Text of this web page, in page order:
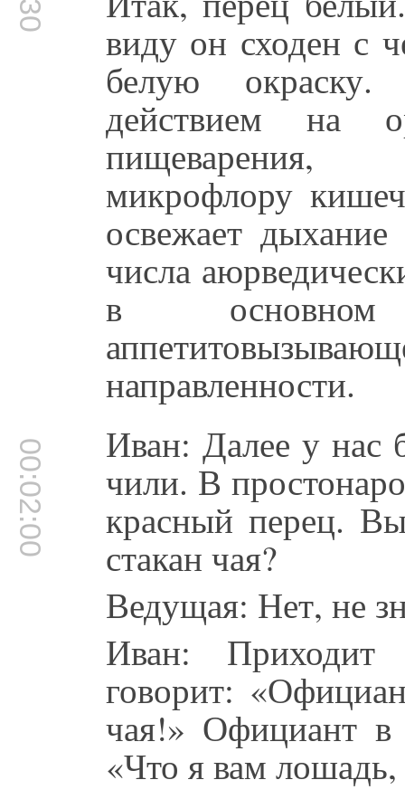
виду он сходен с
белую окраску.
действием на
пищеварения,
микрофлору
освежает
числа
в основном
направленности.
00:02:00 Иван: Далее у нас
чили. В
красный перец.
стакан чая?
Ведущая: Нет, не
Иван: Приходит
говорит:
чая!» Официант
«Что я вам